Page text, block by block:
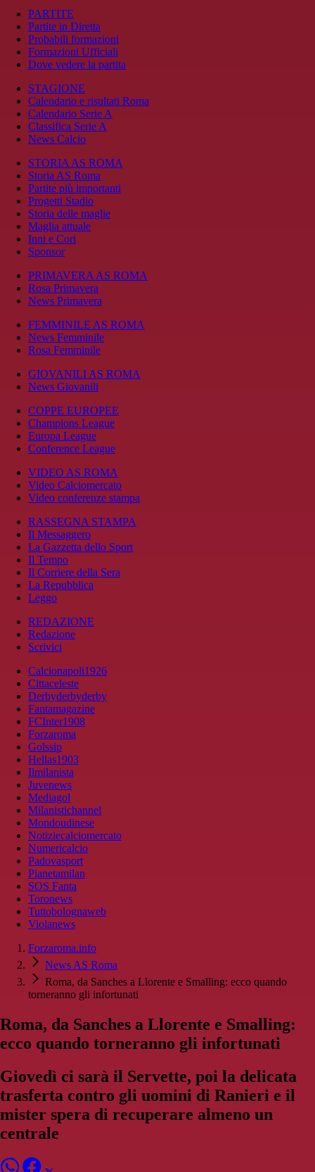
PARTITE
Partite in Diretta
Probabili formazioni
Formazioni Ufficiali
Dove vedere la partita
STAGIONE
Calendario e risultati Roma
Calendario Serie A
Classifica Serie A
News Calcio
STORIA AS ROMA
Storia AS Roma
Partite più importanti
Progetti Stadio
Storia delle maglie
Maglia attuale
Inni e Cori
Sponsor
PRIMAVERA AS ROMA
Rosa Primavera
News Primavera
FEMMINILE AS ROMA
News Femminile
Rosa Femminile
GIOVANILI AS ROMA
News Giovanili
COPPE EUROPEE
Champions League
Europa League
Conference League
VIDEO AS ROMA
Video Calciomercato
Video conferenze stampa
RASSEGNA STAMPA
Il Messaggero
La Gazzetta dello Sport
Il Tempo
Il Corriere della Sera
La Repubblica
Leggo
REDAZIONE
Redazione
Scrivici
Calcionapoli1926
Cittaceleste
Derbyderbyderby
Fantamagazine
FCInter1908
Forzaroma
Golssip
Hellas1903
Ilmilanista
Juvenews
Mediagol
Milanistichannel
Mondoudinese
Notiziecalciomercato
Numericalcio
Padovasport
Pianetamilan
SOS Fanta
Toronews
Tuttobolognaweb
Violanews
Forzaroma.info
News AS Roma
Roma, da Sanches a Llorente e Smalling: ecco quando
torneranno gli infortunati
Roma, da Sanches a Llorente e Smalling:
ecco quando torneranno gli infortunati
Giovedì ci sarà il Servette, poi la delicata
trasferta contro gli uomini di Ranieri e il
mister spera di recuperare almeno un
centrale